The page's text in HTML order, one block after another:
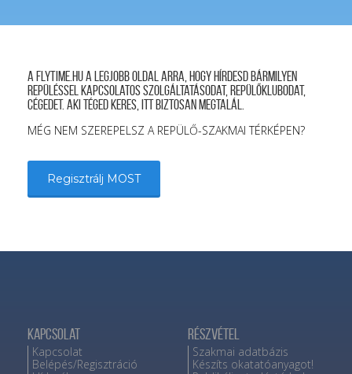
A FLYTIME.HU a legjobb oldal arra, hogy hírdesd bármilyen
repüléssel kapcsolatos szolgáltatásodat, repülőklubodat,
cégedet. Aki téged keres, itt biztosan megtalál.
MÉG NEM SZEREPELSZ A REPÜLŐ-SZAKMAI TÉRKÉPEN?
Regisztrálj MOST
Kapcsolat
Kapcsolat
Belépés/Regisztráció
Részvétel
Szakmai adatbázis
Készíts okatatóanyagot!